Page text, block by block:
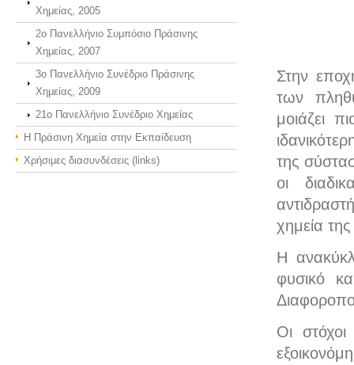
Στην
των
μοιάζει
της
οι
χημεία
Η
φυσικό
Οι
Χημείας, 2005
2ο Πανελλήνιο Συμπόσιο Πράσινης
Χημείας, 2007
3o Πανελλήνιο Συνέδριο Πράσινης
Χημείας, 2009
21o Πανελλήνιο Συνέδριο Χημείας
Η Πράσινη Χημεία στην Εκπαίδευση
Χρήσιμες διασυνδέσεις (links)